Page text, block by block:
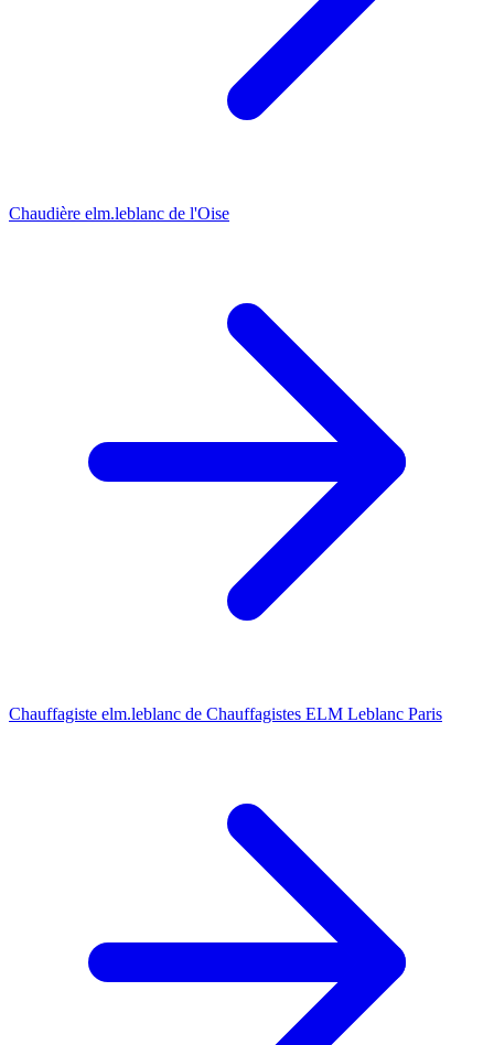
Chaudière elm.leblanc de l'Oise
Chauffagiste elm.leblanc de Chauffagistes ELM Leblanc Paris